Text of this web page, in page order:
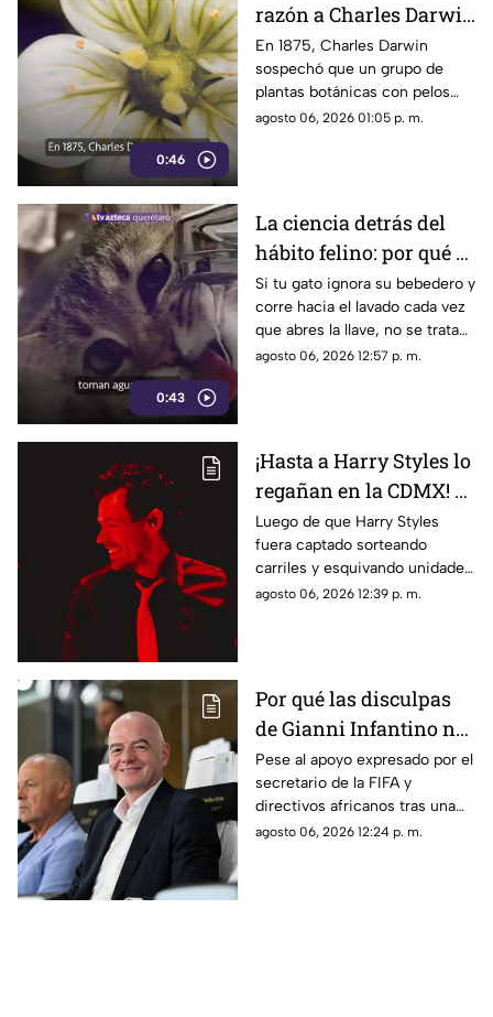
0:46
razón a Charles Darwin
siglo y medio más
tarde: hallan rara
planta carnívora
En 1875, Charles Darwin
sospechó que un grupo de
plantas botánicas con pelos
pegajosos alimentaba su
agosto 06, 2026 01:05 p. m.
0:43
La ciencia detrás del
hábito felino: por qué el
agua en movimiento
del grifo es irresistible
para los gatos
Si tu gato ignora su bebedero y
corre hacia el lavado cada vez
que abres la llave, no se trata
de un capricho
agosto 06, 2026 12:57 p. m.
¡Hasta a Harry Styles lo
regañan en la CDMX! El
Metrobús aprovechó
que el cantante salió a
correr por Reforma
para darle un consejo
Luego de que Harry Styles
fuera captado sorteando
carriles y esquivando unidades
de transporte durante sus
agosto 06, 2026 12:39 p. m.
Por qué las disculpas
de Gianni Infantino no
lograron frenar el
posicionamiento de la
UEFA
Pese al apoyo expresado por el
secretario de la FIFA y
directivos africanos tras una
reunión de emergencia, la
agosto 06, 2026 12:24 p. m.